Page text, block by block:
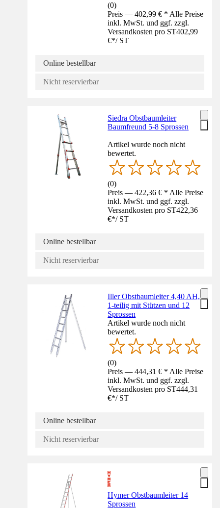
(0)
Preis — 402,99 € * Alle Preise
inkl. MwSt. und ggf. zzgl.
Versandkosten pro ST402,99
€*/ ST
Online bestellbar
Nicht reservierbar
Siedra Obstbaumleiter
Baumfreund 5-8 Sprossen
Artikel wurde noch nicht
bewertet.
(0)
Preis — 422,36 € * Alle Preise
inkl. MwSt. und ggf. zzgl.
Versandkosten pro ST422,36
€*/ ST
Online bestellbar
Nicht reservierbar
Iller Obstbaumleiter 4,40 AH,
1-teilig mit Stützen und 12
Sprossen
Artikel wurde noch nicht
bewertet.
(0)
Preis — 444,31 € * Alle Preise
inkl. MwSt. und ggf. zzgl.
Versandkosten pro ST444,31
€*/ ST
Online bestellbar
Nicht reservierbar
Hymer Obstbaumleiter 14
Sprossen